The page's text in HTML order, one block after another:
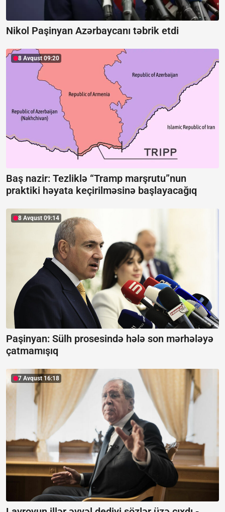
Nikol Paşinyan Azərbaycanı təbrik etdi
8 Avqust 09:20
Baş nazir: Tezliklə “Tramp marşrutu”nun
praktiki həyata keçirilməsinə başlayacağıq
8 Avqust 09:14
Paşinyan: Sülh prosesində hələ son mərhələyə
çatmamışıq
7 Avqust 16:18